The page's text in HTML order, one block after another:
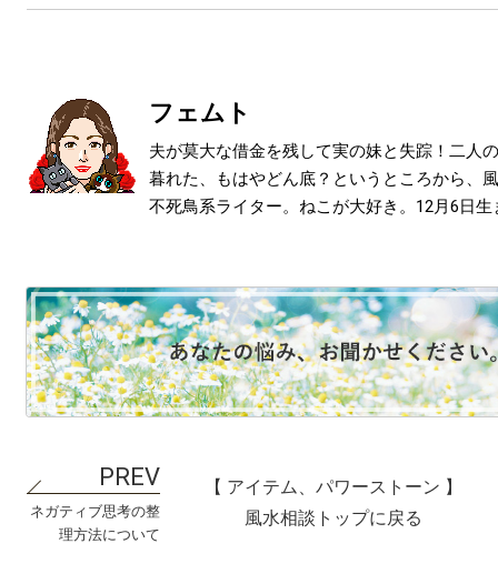
フェムト
夫が莫大な借金を残して実の妹と失踪！二人
暮れた、もはやどん底？というところから、
不死鳥系ライター。ねこが大好き。12月6日生
ネガティブ思考の整
理方法について
【 アイテム、パワーストーン 】
風水相談トップに戻る